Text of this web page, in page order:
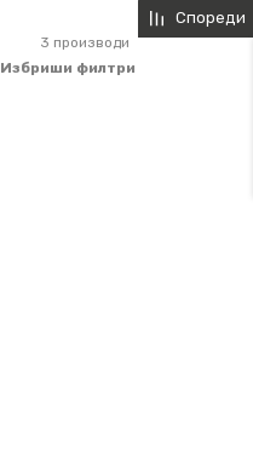
3 производи
Избриши филтри
Спореди